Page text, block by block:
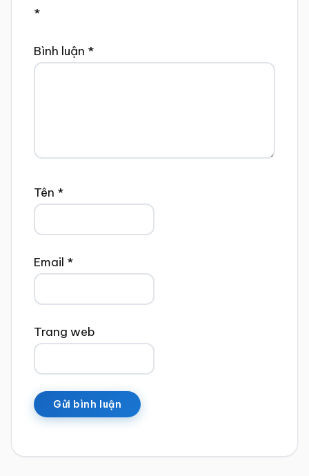
*
Bình luận *
Tên *
Email *
Trang web